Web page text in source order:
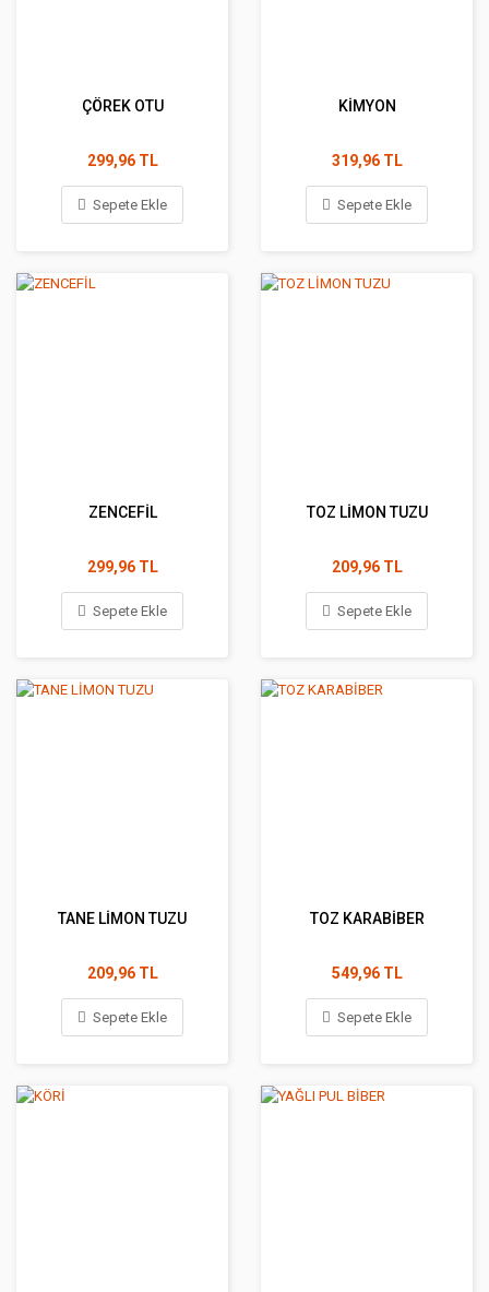
ÇÖREK OTU
299,96 TL
Sepete Ekle
KİMYON
319,96 TL
Sepete Ekle
ZENCEFİL
299,96 TL
Sepete Ekle
TOZ LİMON TUZU
209,96 TL
Sepete Ekle
TANE LİMON TUZU
209,96 TL
Sepete Ekle
TOZ KARABİBER
549,96 TL
Sepete Ekle